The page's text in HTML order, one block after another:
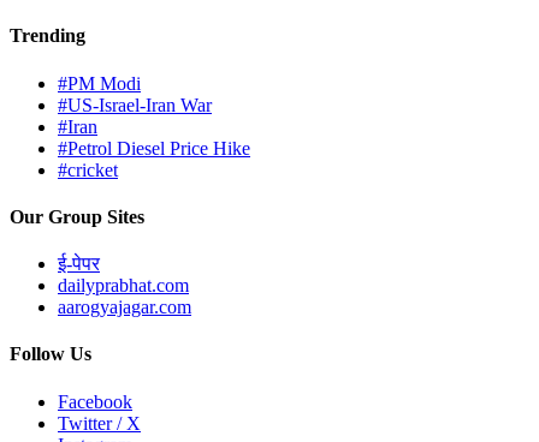
Trending
#PM Modi
#US-Israel-Iran War
#Iran
#Petrol Diesel Price Hike
#cricket
Our Group Sites
ई-पेपर
dailyprabhat.com
aarogyajagar.com
Follow Us
Facebook
Twitter / X